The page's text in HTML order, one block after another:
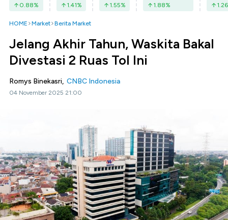
0.88% 1.41% 1.55% 1.88% 1.26
HOME Market Berita Market
Jelang Akhir Tahun, Waskita Bakal
Divestasi 2 Ruas Tol Ini
Romys Binekasri, CNBC Indonesia
04 November 2025 21:00